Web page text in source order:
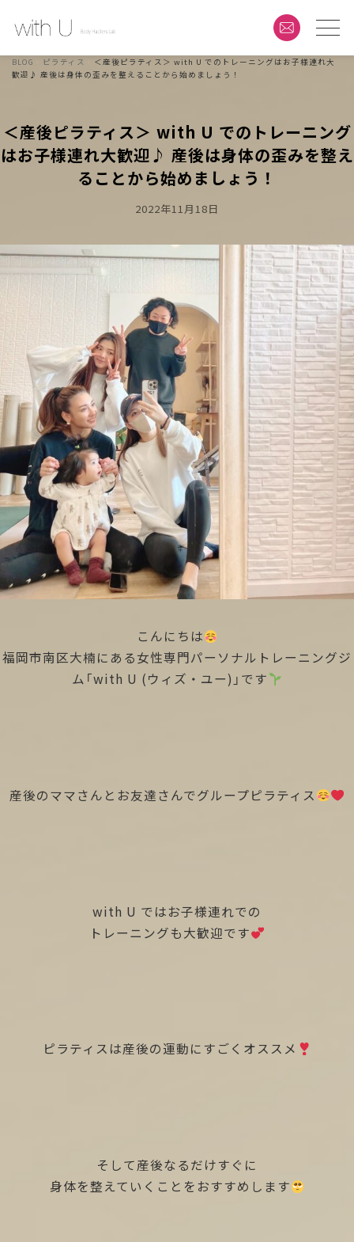
BLOG ピラティス
＜産後ピラティス＞ with U でのトレーニングはお子様連れ大
歓迎♪ 産後は身体の歪みを整えることから始めましょう！
＜産後ピラティス＞ with U でのトレーニング
はお子様連れ大歓迎♪ 産後は身体の歪みを整え
ることから始めましょう！
Posted
2022年11月18日
こんにちは
福岡市南区大楠にある女性専門パーソナルトレーニングジ
ム「with U (ウィズ・ユー)」です
産後のママさんとお友達さんでグループピラティス
with U ではお子様連れでの
トレーニングも大歓迎です
ピラティスは産後の運動にすごくオススメ
そして産後なるだけすぐに
身体を整えていくことをおすすめします